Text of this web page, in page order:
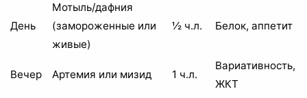
День
Мотыль/дафния
(замороженные или
живые)
½ ч.л. Белок, аппетит
Вечер Артемия или мизид 1 ч.л.
Вариативность,
ЖКТ